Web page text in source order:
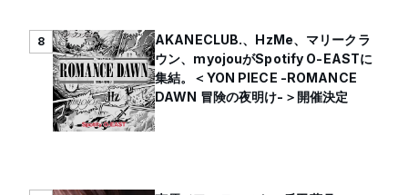
8
AKANECLUB.、HzMe、マリークラ
ウン、myojouがSpotify O-EASTに
集結。＜YON PIECE -ROMANCE
DAWN 冒険の夜明け-＞開催決定